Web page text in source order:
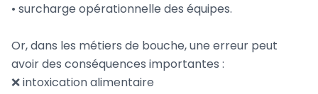
• surcharge opérationnelle des équipes.
Or, dans les métiers de bouche, une erreur peut
avoir des conséquences importantes :
❌ intoxication alimentaire